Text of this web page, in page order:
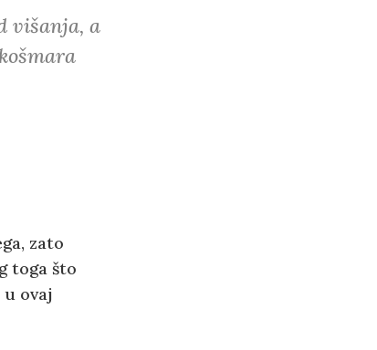
višanja, a
zato
toga što
ovaj